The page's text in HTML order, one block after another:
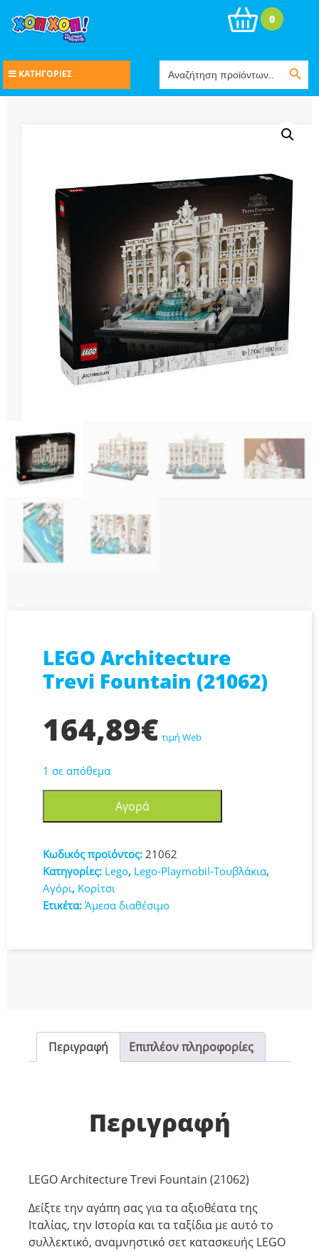
for:
Search Button
0
ΚΑΤΗΓΟΡΙΕΣ
LEGO Architecture
Trevi Fountain (21062)
164,89€ τιμή Web
1 σε απόθεμα
Fountain
(21062)
ποσότητα
Αγορά
Κωδικός προϊόντος: 21062
Κατηγορίες: Lego, Lego-Playmobil-Τουβλάκια,
Αγόρι, Κορίτσι
Ετικέτα: Άμεσα διαθέσιμο
Περιγραφή Επιπλέον πληροφορίες
Περιγραφή
LEGO Architecture Trevi Fountain (21062)
Δείξτε την αγάπη σας για τα αξιοθέατα της
Ιταλίας, την Ιστορία και τα ταξίδια με αυτό το
συλλεκτικό, αναμνηστικό σετ κατασκευής LEGO